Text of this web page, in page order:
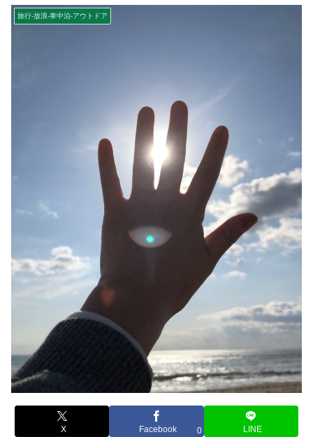
旅行-放浪-車中泊-アウトドア
X Facebook 0 LINE